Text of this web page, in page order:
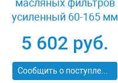
масляных фильтров
усиленный 60-165 мм
5 602 руб.
Сообщить о поступлении